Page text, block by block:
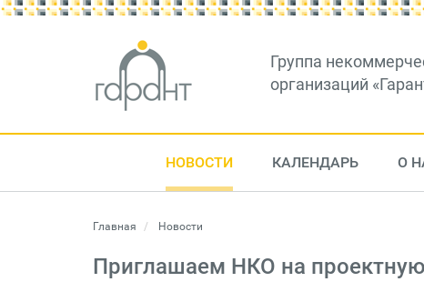
Группа
организаций
НОВОСТИ КАЛЕНДАРЬ О
Главная Новости
Приглашаем НКО на